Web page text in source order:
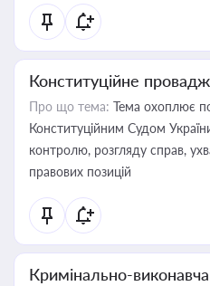
Конституційне
Про що тема: Тема охоплює
Конституційним Судом
контролю, розгляду справ,
правових позицій
Кримінально-